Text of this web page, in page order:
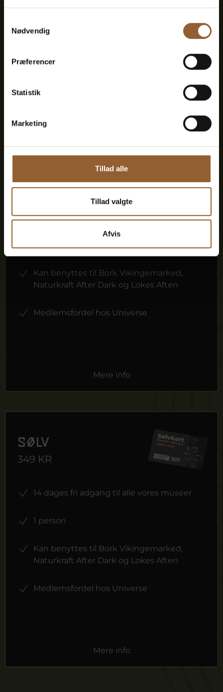
Nødvendig
Præferencer
Statistik
Marketing
Tillad alle
Tillad valgte
Afvis
Guld
12 måneders fri adgang til alle vores
museer
1 person
Kan benyttes til Bork Vikingemarked,
Naturkraft After Dark og Lokes Aften
Medlemsfordel hos Universe
Mere info
Sølv
349 KR
14 dages fri adgang til alle vores museer
1 person
Kan benyttes til Bork Vikingemarked,
Naturkraft After Dark og Lokes Aften
Medlemsfordel hos Universe
Mere info